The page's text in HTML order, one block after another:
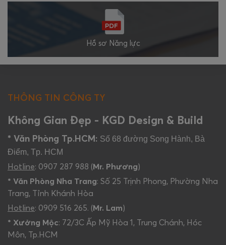
Hồ sơ Năng lực
THÔNG TIN CÔNG TY
Không Gian Đẹp - KGD Design & Build
* Văn Phòng Tp.HCM: Số 68 đường Song Hành, Bà
Điểm, Tp. HCM
Hotline: 0907 287 988 ( Mr. Phương)
* Văn Phòng Nha Trang: Số 25 Trịnh Phong, Phường Nha
Trang, Tỉnh Khánh Hòa
Hotline: 0909 516 265. ( Mr. Lam)
* Xưởng Mộc: 72/3C Ấp Mỹ Hòa 1, Trung Chánh, Hóc
Môn, Tp.HCM